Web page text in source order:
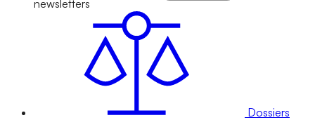
newsletters
Dossiers